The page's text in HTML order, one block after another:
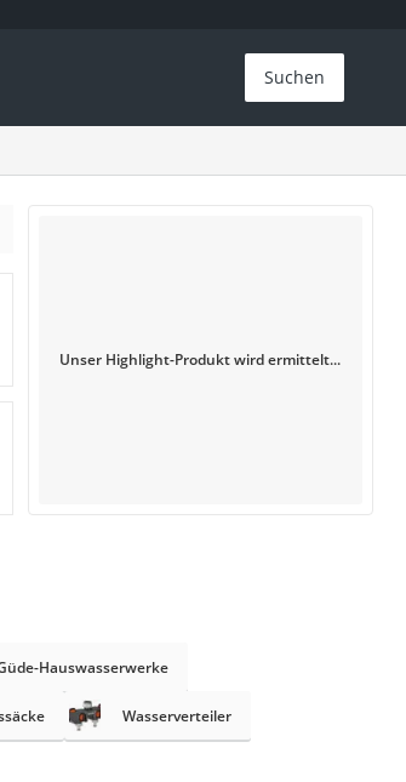
Suchen
Unser Highlight-Produkt wird ermittelt...
Hauswasserwerke
Wasserverteiler